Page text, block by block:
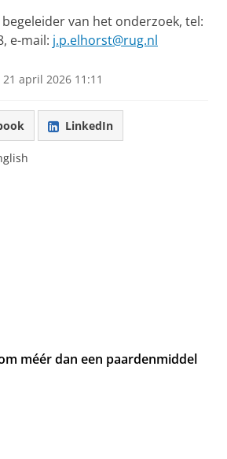
begeleider van het onderzoek, tel:
e-mail: j.p.elhorst@rug.nl
21 april 2026 11:11
LinkedIn
méér dan een paardenmiddel